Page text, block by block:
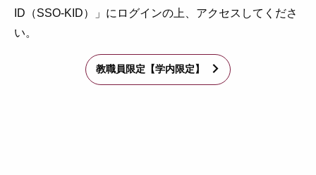
ID（SSO-KID）」にログインの上、アクセスしてくださ
い。
教職員限定【学内限定】 arrow_forward_ios